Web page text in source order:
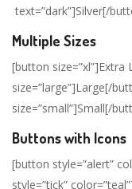
text=”dark”]Silver[/
Multiple Sizes
[button
size=”large”]Large[/
size=”small”]Small[/
Buttons with Icons
[button style=”alert”
style=”tick”